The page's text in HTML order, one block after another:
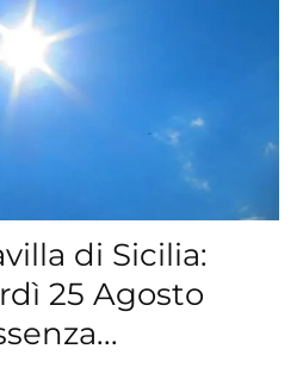
di Sicilia:
25 Agosto